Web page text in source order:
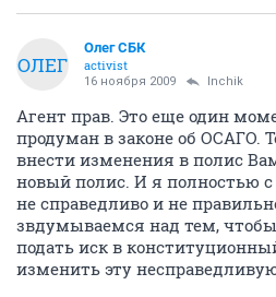
ОЛЕГ
Олег СБК
activist
16 ноября 2009 Inchik
Агент прав. Это еще один
продуман в законе об ОСАГО.
внести изменения в полис
новый полис. И я полностью с
не справедливо и не
звдумываемся над тем,
подать иск в
изменить эту